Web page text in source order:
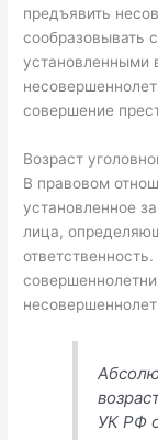
предъявить
сообразовывать
установленными
совершение
Возраст
В правовом
установ­ленное
лица,
УК РФ